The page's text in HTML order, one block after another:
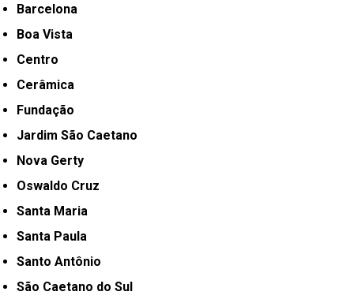
Barcelona
Boa Vista
Centro
Cerâmica
Fundação
Jardim São Caetano
Nova Gerty
Oswaldo Cruz
Santa Maria
Santa Paula
Santo Antônio
São Caetano do Sul